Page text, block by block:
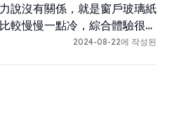
說沒有關係，就是窗戶玻璃紙
較慢慢一點冷，綜合體驗很
2024-08-22에 작성된